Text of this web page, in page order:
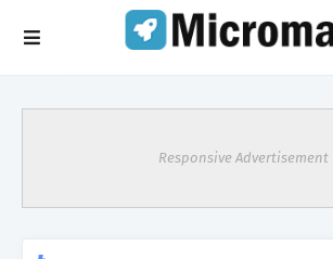
Responsive Advertisement